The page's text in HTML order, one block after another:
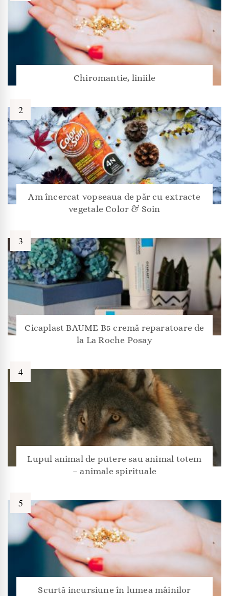
Chiromantie, liniile
Am încercat vopseaua de păr cu extracte
vegetale Color & Soin
Cicaplast BAUME B5 cremă reparatoare de
la La Roche Posay
Lupul animal de putere sau animal totem
– animale spirituale
Scurtă incursiune în lumea mâinilor